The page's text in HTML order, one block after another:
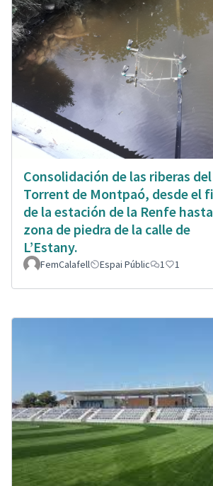
Consolidación de las riberas del
Torrent de Montpaó, desde el
de la estación de la Renfe
zona de piedra de la calle de
L’Estany.
FemCalafell Espai Públic 1 1